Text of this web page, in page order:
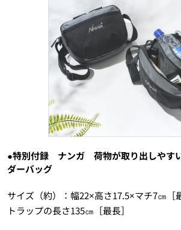
●特別付録 ナンガ 荷物が取り出しやす
ダーバッグ
サイズ（約）：幅22×高さ17.5×マチ7㎝［
トラップの長さ135㎝［最長］